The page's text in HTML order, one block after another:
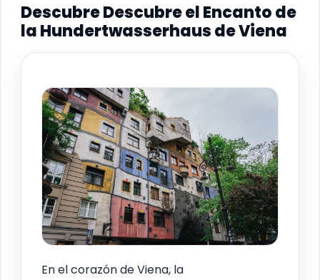
Descubre Descubre el Encanto de
la Hundertwasserhaus de Viena
En el corazón de Viena, la